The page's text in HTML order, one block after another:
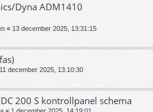
Dyna ADM1410
« 13 december 2025, 13:31:15
11 december 2025, 13:10:30
200 S kontrollpanel schema